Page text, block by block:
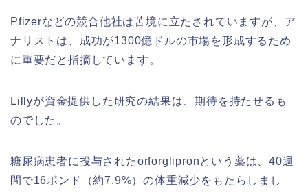
Pfizerなどの競合他社は苦境に立たされていますが、ア
ナリストは、成功が1300億ドルの市場を形成するため
に重要だと指摘しています。
Lillyが資金提供した研究の結果は、期待を持たせるも
のでした。
糖尿病患者に投与されたorforglipronという薬は、40週
間で16ポンド（約7.9%）の体重減少をもたらしまし